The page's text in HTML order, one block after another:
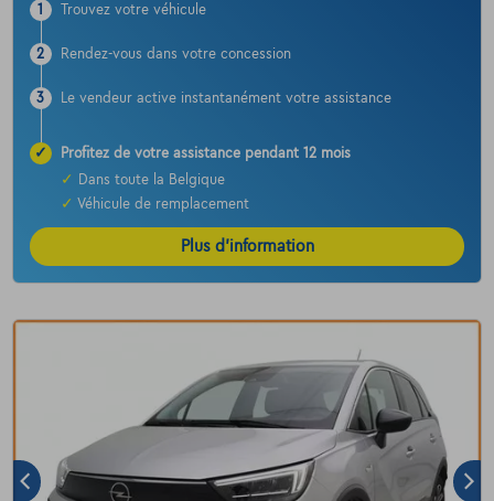
1 Trouvez votre véhicule
2 Rendez-vous dans votre concession
3 Le vendeur active instantanément votre assistance
✓
Profitez de votre assistance pendant 12 mois
✓
Dans toute la Belgique
✓ Véhicule de remplacement
Plus d’information